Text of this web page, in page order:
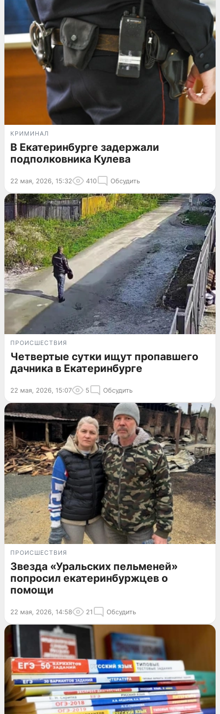
КРИМИНАЛ
В Екатеринбурге задержали
подполковника Кулева
22 мая, 2026, 15:32 410 Обсудить
ПРОИСШЕСТВИЯ
Четвертые сутки ищут пропавшего
дачника в Екатеринбурге
22 мая, 2026, 15:07 5 Обсудить
ПРОИСШЕСТВИЯ
Звезда «Уральских пельменей»
попросил екатеринбуржцев о
помощи
22 мая, 2026, 14:58 21 Обсудить